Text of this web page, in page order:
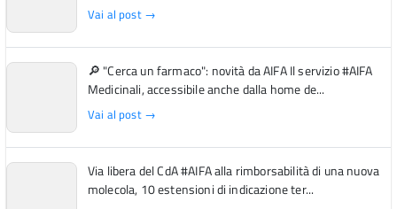
Vai al post →
🔎 "Cerca un farmaco": novità da AIFA Il servizio #AIFA
Medicinali, accessibile anche dalla home de...
Vai al post →
Via libera del CdA #AIFA alla rimborsabilità di una nuova
molecola, 10 estensioni di indicazione ter...